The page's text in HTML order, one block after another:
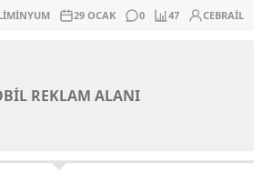
29 OCAK 0 47 CEBRAIL
REKLAM ALANI